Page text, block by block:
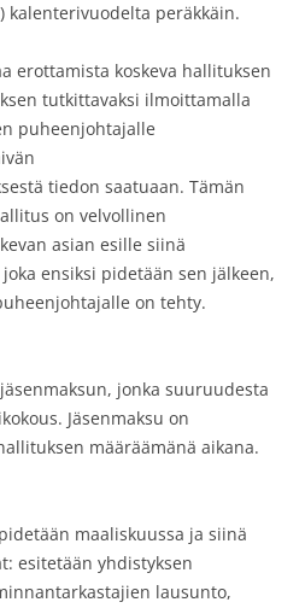
kalenterivuodelta peräkkäin.
erottamista koskeva hallituksen
tutkittavaksi ilmoittamalla
puheenjohtajalle
tiedon saatuaan. Tämän
on velvollinen
asian esille siinä
ensiksi pidetään sen jälkeen,
on tehty.
jonka suuruudesta
Jäsenmaksu on
määräämänä aikana.
maaliskuussa ja siinä
esitetään yhdistyksen
lausunto,